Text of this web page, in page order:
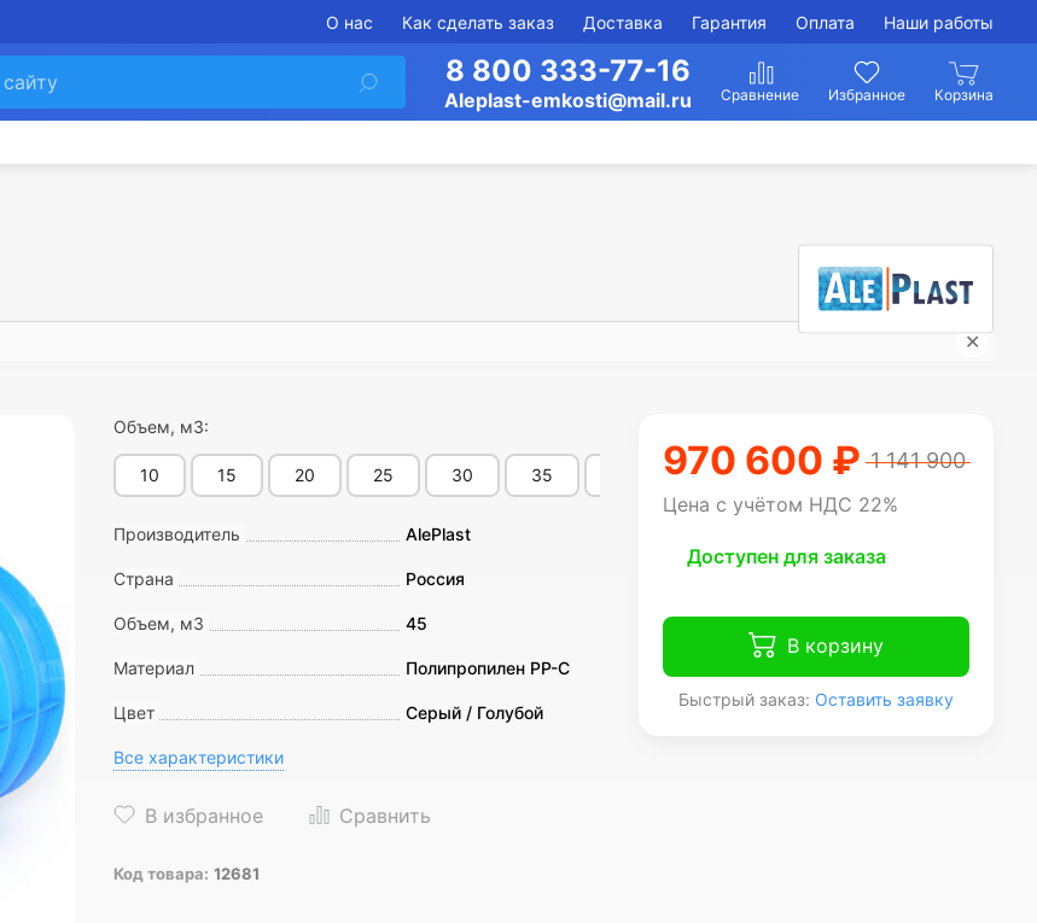
О нас Как сделать заказ Доставка Гарантия Оплата Наши работы
8 800 333-77-16
Aleplast-emkosti@mail.ru
✕
Объем, м3:
10 15 20 25 30 35 45 50 60
Производитель AlePlast
Страна Россия
Объем, м3 45
Материал Полипропилен PP-C
Цвет Серый / Голубой
Все характеристики
Код товара: 12681
970 600 ₽ 1 141 900
Цена с учётом НДС 22%
Доступен для заказа
В корзину
Быстрый заказ: Оставить заявку